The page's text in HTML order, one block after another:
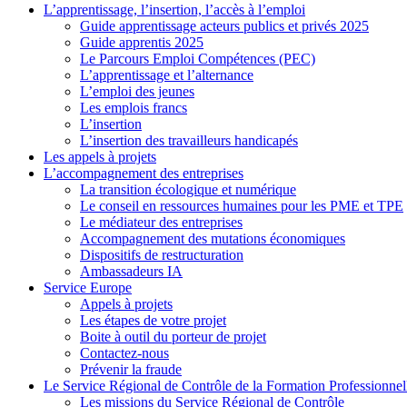
L’apprentissage, l’insertion, l’accès à l’emploi
Guide apprentissage acteurs publics et privés 2025
Guide apprentis 2025
Le Parcours Emploi Compétences (PEC)
L’apprentissage et l’alternance
L’emploi des jeunes
Les emplois francs
L’insertion
L’insertion des travailleurs handicapés
Les appels à projets
L’accompagnement des entreprises
La transition écologique et numérique
Le conseil en ressources humaines pour les PME et TPE
Le médiateur des entreprises
Accompagnement des mutations économiques
Dispositifs de restructuration
Ambassadeurs IA
Service Europe
Appels à projets
Les étapes de votre projet
Boite à outil du porteur de projet
Contactez-nous
Prévenir la fraude
Le Service Régional de Contrôle de la Formation
Les missions du Service Régional de Contrôle